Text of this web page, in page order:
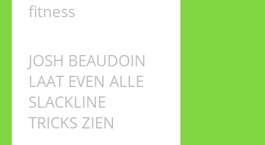
fitness
JOSH BEAUDOIN
LAAT EVEN ALLE
SLACKLINE
TRICKS ZIEN